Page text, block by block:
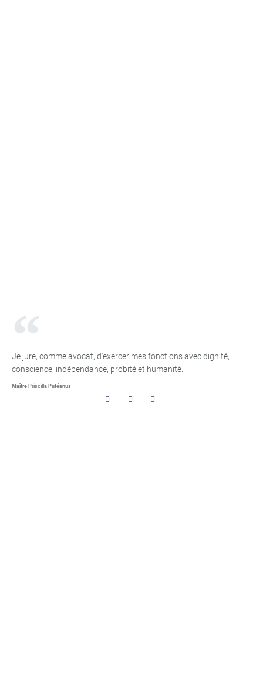
Je jure, comme avocat, d'exercer mes fonctions avec dignité,
conscience, indépendance, probité et humanité.
Maître Priscilla Putéanus